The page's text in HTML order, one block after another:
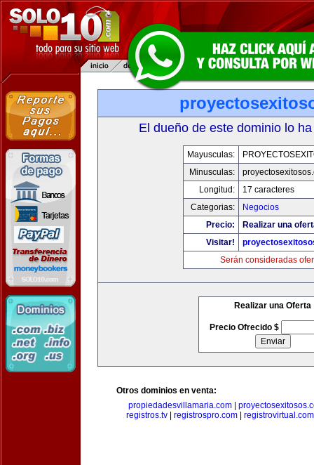
El dueño de este dominio lo
Mayusculas:
Minusculas:
Longitud:
17 caracteres
Categorias:
Negocios
Precio:
Realizar una
Visitar!
Serán consideradas
Realizar una Oferta
Precio Ofrecido $
Otros dominios en venta:
propiedadesvillamaria.com|
registros.tv
registrospro.com registrovirtual.com